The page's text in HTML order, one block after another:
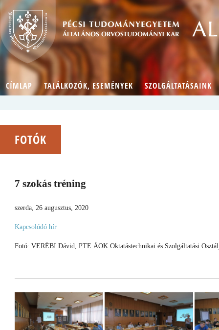
CÍMLAP TALÁLKOZÓK, ESEMÉNYEK SZOLGÁLTATÁSAINK
FOTÓK
7 szokás tréning
szerda, 26 augusztus, 2020
Kapcsolódó hír
Fotó: VERÉBI Dávid, PTE ÁOK Oktatástechnikai és Szolgáltatási